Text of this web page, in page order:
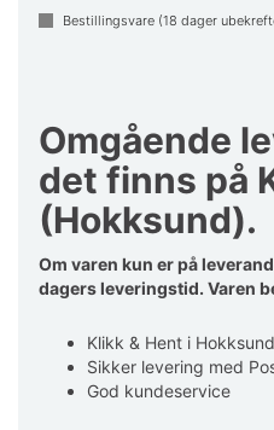
Bestillingsvare (18 dager
Omgående
det finns på
(Hokksund).
Om varen kun er på
dagers leveringstid. Varen
Klikk & Hent i Hokksund
Sikker levering med
God kundeservice